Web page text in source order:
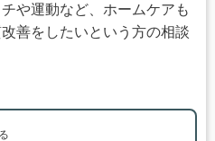
や運動など、ホームケアも
善をしたいという方の相談